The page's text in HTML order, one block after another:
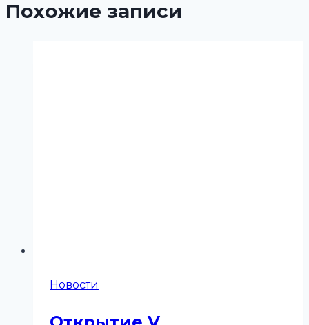
Похожие записи
Новости